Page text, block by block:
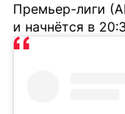
Премьер-лиги
и начнётся в